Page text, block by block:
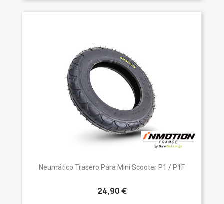
Neumático Trasero Para Mini Scooter P1 / P1F
24,90 €